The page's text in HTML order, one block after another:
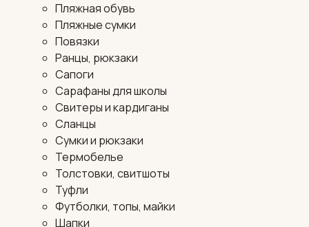
Пляжная обувь
Пляжные сумки
Повязки
Ранцы, рюкзаки
Сапоги
Сарафаны для школы
Свитеры и кардиганы
Сланцы
Сумки и рюкзаки
Термобелье
Толстовки, свитшоты
Туфли
Футболки, топы, майки
Шапки